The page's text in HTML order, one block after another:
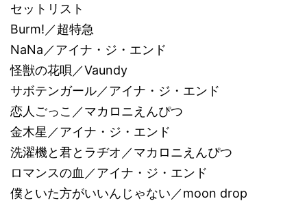
セットリスト
Burm!／超特急
NaNa／アイナ・ジ・エンド
怪獣の花唄／Vaundy
サボテンガール／アイナ・ジ・エンド
恋人ごっこ／マカロニえんぴつ
金木星／アイナ・ジ・エンド
洗濯機と君とラヂオ／マカロニえんぴつ
ロマンスの血／アイナ・ジ・エンド
僕といた方がいいんじゃない／moon drop